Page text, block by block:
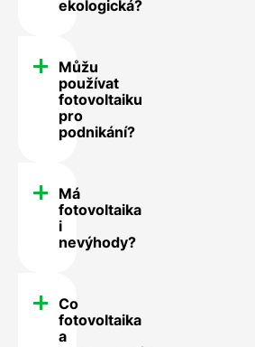
ekologická?
Můžu
používat
fotovoltaiku
pro
podnikání?
Má
fotovoltaika
i
nevýhody?
Co
fotovoltaika
a